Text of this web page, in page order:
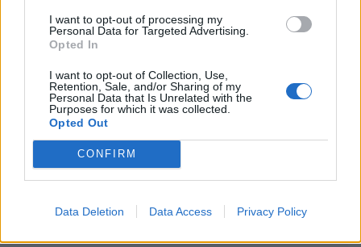
I want to opt-out of processing my
Personal Data for Targeted Advertising.
Opted In
I want to opt-out of Collection, Use,
Retention, Sale, and/or Sharing of my
Personal Data that Is Unrelated with the
Purposes for which it was collected.
Opted Out
CONFIRM
Data Deletion Data Access Privacy Policy